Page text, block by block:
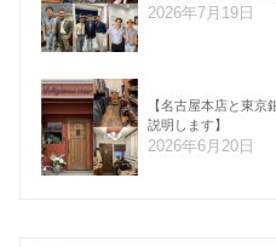
2026年7月19日
【名古屋本店と東
説明します】
2026年6月20日